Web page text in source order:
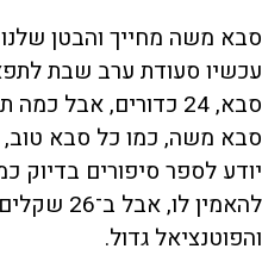
סבא משה מחייך והבטן
עכשיו סעודת ערב שבת
סבא משה, כמו כל סבא טוב,
יודע לספר סיפורים בדיוק
להאמין לו,
והפוטנציאל גדול.